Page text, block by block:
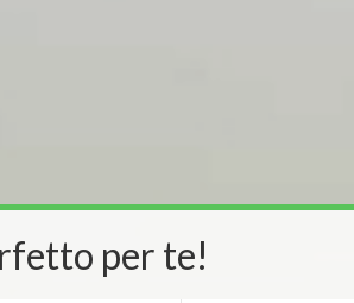
per te!